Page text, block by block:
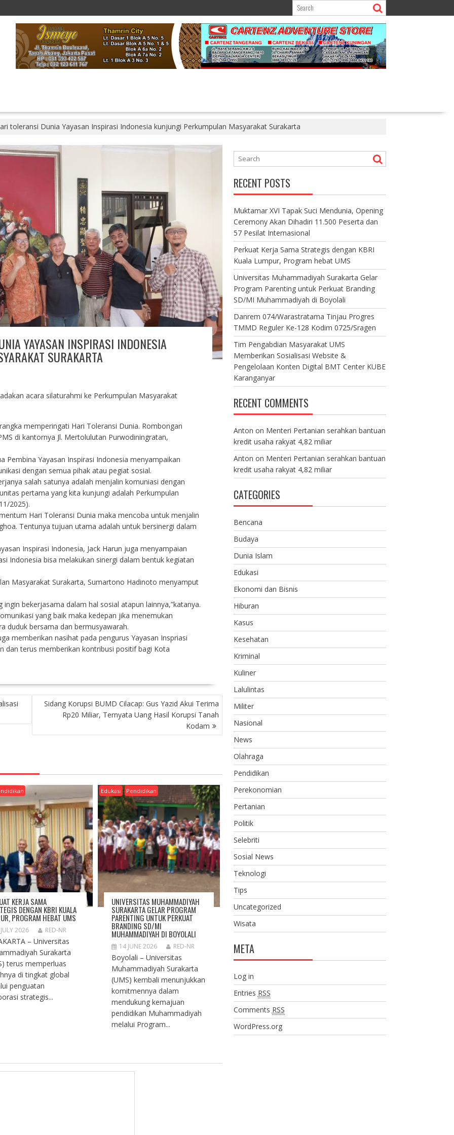
toleransi Dunia Yayasan Inspirasi Indonesia kunjungi Perkumpulan Masyarakat Surakarta
YAYASAN INSPIRASI INDONESIA
SURAKARTA
acara silaturahmi ke Perkumpulan Masyarakat
memperingati Hari Toleransi Dunia. Rombongan
di kantornya Jl. Mertolulutan Purwodiningratan,
Pembina Yayasan Inspirasi Indonesia menyampaikan
dengan semua pihak atau pegiat sosial.
salah satunya adalah menjalin komuniasi dengan
pertama yang kita kunjungi adalah Perkumpulan
2025).
Hari Toleransi Dunia maka mencoba untuk menjalin
Tentunya tujuan utama adalah untuk bersinergi dalam
Inspirasi Indonesia, Jack Harun juga menyampaian
Indonesia bisa melakukan sinergi dalam bentuk kegiatan
Masyarakat Surakarta, Sumartono Hadinoto menyamput
bekerjasama dalam hal sosial atapun lainnya,”katanya.
yang baik maka kedepan jika menemukan
duduk bersama dan bermusyawarah.
memberikan nasihat pada pengurus Yayasan Inspriasi
dan terus memberikan kontribusi positif bagi Kota
Sidang Korupsi BUMD Cilacap: Gus Yazid Akui Terima
Rp20 Miliar, Ternyata Uang Hasil Korupsi Tanah
Kodam
KERJA SAMA
DENGAN KBRI KUALA
PROGRAM HEBAT UMS
2026 RED-NR
– Universitas
Surakarta
terus memperluas
di tingkat global
penguatan
strategis...
Edukasi Pendidikan
UNIVERSITAS MUHAMMADIYAH
SURAKARTA GELAR PROGRAM
PARENTING UNTUK PERKUAT
BRANDING SD/MI
MUHAMMADIYAH DI BOYOLALI
14 JUNE 2026 RED-NR
Boyolali – Universitas
Muhammadiyah Surakarta
(UMS) kembali menunjukkan
komitmennya dalam
mendukung kemajuan
pendidikan Muhammadiyah
melalui Program...
RECENT POSTS
Muktamar XVI Tapak Suci Mendunia, Opening
Ceremony Akan Dihadiri 11.500 Peserta dan
57 Pesilat Internasional
Perkuat Kerja Sama Strategis dengan KBRI
Kuala Lumpur, Program hebat UMS
Universitas Muhammadiyah Surakarta Gelar
Program Parenting untuk Perkuat Branding
SD/MI Muhammadiyah di Boyolali
Danrem 074/Warastratama Tinjau Progres
TMMD Reguler Ke-128 Kodim 0725/Sragen
Tim Pengabdian Masyarakat UMS
Memberikan Sosialisasi Website &
Pengelolaan Konten Digital BMT Center KUBE
Karanganyar
RECENT COMMENTS
Anton on Menteri Pertanian serahkan bantuan
kredit usaha rakyat 4,82 miliar
Anton on Menteri Pertanian serahkan bantuan
kredit usaha rakyat 4,82 miliar
CATEGORIES
Bencana
Budaya
Dunia Islam
Edukasi
Ekonomi dan Bisnis
Hiburan
Kasus
Kesehatan
Kriminal
Kuliner
Lalulintas
Militer
Nasional
News
Olahraga
Pendidikan
Perekonomian
Pertanian
Politik
Selebriti
Sosial News
Teknologi
Tips
Uncategorized
Wisata
META
Log in
Entries RSS
Comments RSS
WordPress.org